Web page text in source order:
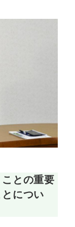
との重要
につい